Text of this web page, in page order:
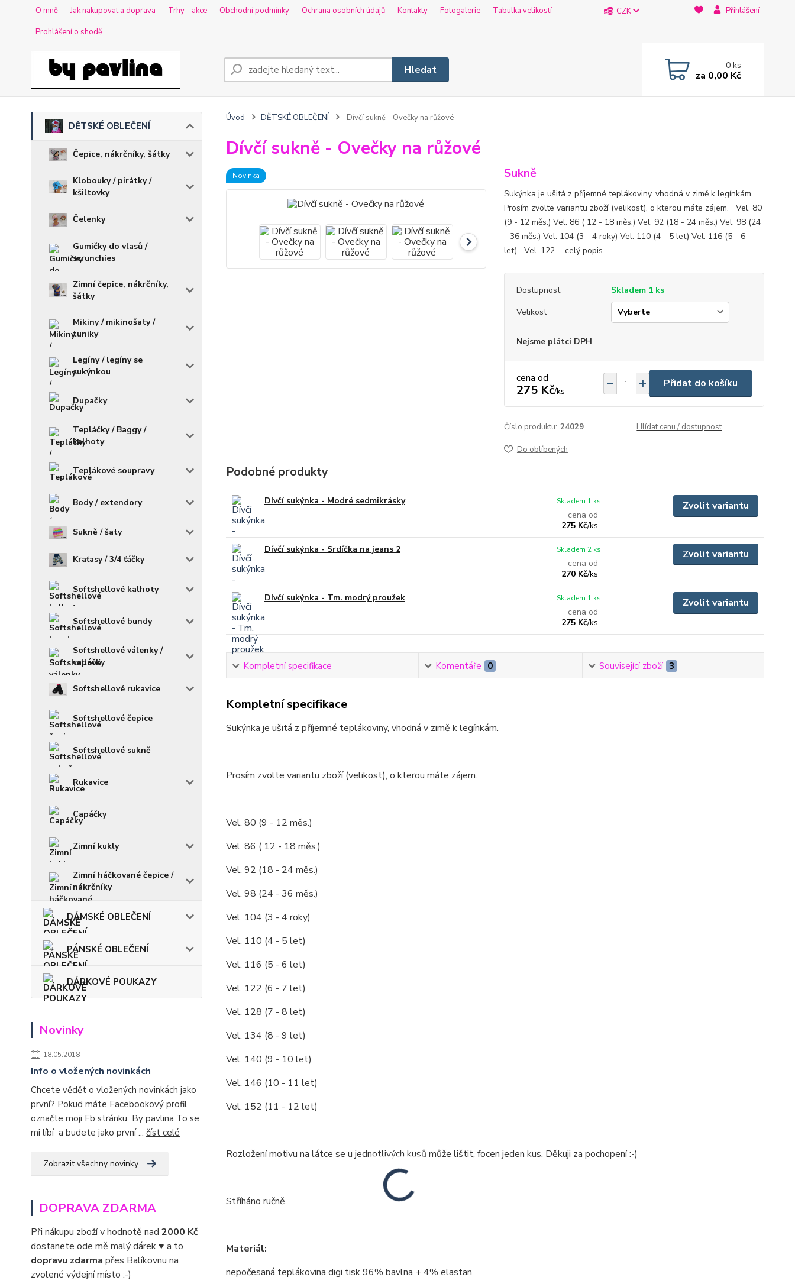
O mně Jak nakupovat a doprava Trhy - akce Obchodní podmínky Ochrana osobních údajů Kontakty Fotogalerie
Tabulka velikostí
Prohlášení o shodě
CZK Přihlášení
Hledat 0ks
za 0,00 Kč
DĚTSKÉ OBLEČENÍ
Čepice, nákrčníky, šátky
Klobouky / pirátky /
kšiltovky
Čelenky
Gumičky do vlasů /
scrunchies
Zimní čepice, nákrčníky,
šátky
Mikiny / mikinošaty /
tuniky
Legíny / legíny se
sukýnkou
Dupačky
Tepláčky / Baggy /
kalhoty
Teplákové soupravy
Body / extendory
Sukně / šaty
Kraťasy / 3/4 ťáčky
Softshellové kalhoty
Softshellové bundy
Softshellové válenky /
capáčky
Softshellové rukavice
Softshellové čepice
Softshellové sukně
Rukavice
Capáčky
Zimní kukly
Zimní háčkované čepice /
nákrčníky
DÁMSKÉ OBLEČENÍ
PÁNSKÉ OBLEČENÍ
DÁRKOVÉ POUKAZY
Novinky
18.05.2018
Info o vložených novinkách
Chcete vědět o vložených novinkách jako
první? Pokud máte Facebookový profil
označte moji Fb stránku By pavlina To se
mi líbí a budete jako první ... číst celé
Zobrazit všechny novinky
DOPRAVA ZDARMA
Při nákupu zboží v hodnotě nad 2000 Kč
dostanete ode mě malý dárek ♥ a to
dopravu zdarma přes Balíkovnu na
zvolené výdejní místo :-)
Úvod DĚTSKÉ OBLEČENÍ Dívčí sukně - Ovečky na růžové
Dívčí sukně - Ovečky na růžové
Novinka Sukně
Sukýnka je ušitá z příjemné teplákoviny, vhodná v zimě k legínkám.
Prosím zvolte variantu zboží (velikost), o kterou máte zájem. Vel. 80
(9 - 12 měs.) Vel. 86 ( 12 - 18 měs.) Vel. 92 (18 - 24 měs.) Vel. 98 (24
- 36 měs.) Vel. 104 (3 - 4 roky) Vel. 110 (4 - 5 let) Vel. 116 (5 - 6
let) Vel. 122 ... celý popis
Dostupnost
Skladem 1 ks
Velikost
Nejsme plátci DPH
cena od
275 Kč/ks
Přidat do košíku
Číslo produktu: 24029 Hlídat cenu / dostupnost
Do oblíbených
Podobné produkty
Dívčí sukýnka - Modré sedmikrásky
cena od
275 Kč/ks
Skladem 1 ks Zvolit variantu
Dívčí sukýnka - Srdíčka na jeans 2
cena od
270 Kč/ks
Skladem 2 ks Zvolit variantu
Dívčí sukýnka - Tm. modrý proužek
cena od
275 Kč/ks
Skladem 1 ks Zvolit variantu
Kompletní specifikace Komentáře 0 Související zboží 3
Kompletní specifikace
Sukýnka je ušitá z příjemné teplákoviny, vhodná v zimě k legínkám.
Prosím zvolte variantu zboží (velikost), o kterou máte zájem.
Vel. 80 (9 - 12 měs.)
Vel. 86 ( 12 - 18 měs.)
Vel. 92 (18 - 24 měs.)
Vel. 98 (24 - 36 měs.)
Vel. 104 (3 - 4 roky)
Vel. 110 (4 - 5 let)
Vel. 116 (5 - 6 let)
Vel. 122 (6 - 7 let)
Vel. 128 (7 - 8 let)
Vel. 134 (8 - 9 let)
Vel. 140 (9 - 10 let)
Vel. 146 (10 - 11 let)
Vel. 152 (11 - 12 let)
Rozložení motivu na látce se u jednotlivých kusů může lištit, focen jeden kus. Děkuji za pochopení :-)
Stříháno ručně.
Materiál:
nepočesaná teplákovina digi tisk 96% bavlna + 4% elastan